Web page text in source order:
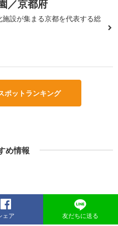
／京都府
施設が集まる京都を代表する総
ポットランキング
め情報
ェア 友だちに送る